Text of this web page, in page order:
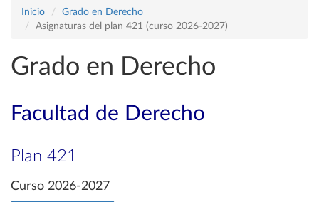
Inicio
Grado en Derecho
Asignaturas del plan 421 (curso 2026-2027)
Grado en Derecho
Facultad de Derecho
Plan 421
Curso 2026-2027